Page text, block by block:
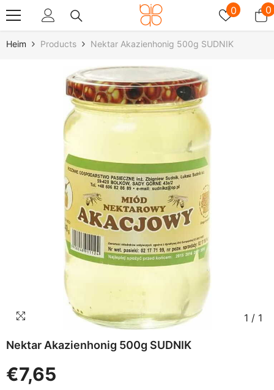
0 00
Heim Products Nektar Akazienhonig 500g SUDNIK
1 / 1
Nektar Akazienhonig 500g SUDNIK
€7,65